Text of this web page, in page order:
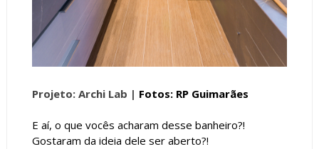
Projeto: Archi Lab | Fotos: RP Guimarães
E aí, o que vocês acharam desse banheiro?!
Gostaram da ideia dele ser aberto?!